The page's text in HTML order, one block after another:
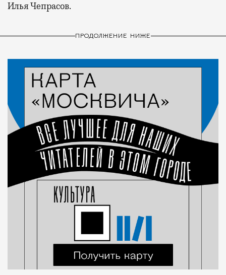
Илья Чепрасов.
ПРОДОЛЖЕНИЕ НИЖЕ